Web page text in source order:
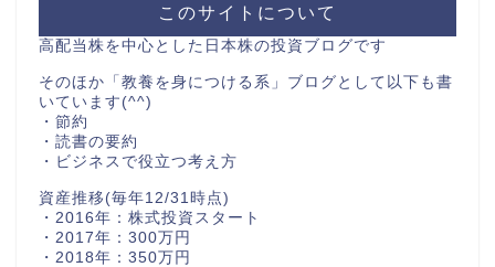
このサイトについて
高配当株を中心とした日本株の投資ブログです
そのほか「教養を身につける系」ブログとして以下も書
いています(^^)
・節約
・読書の要約
・ビジネスで役立つ考え方
資産推移(毎年12/31時点)
・2016年：株式投資スタート
・2017年：300万円
・2018年：350万円